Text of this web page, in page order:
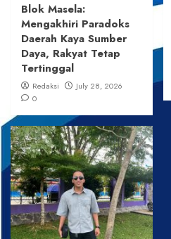
Blok Masela:
Mengakhiri Paradoks
Daerah Kaya Sumber
Daya, Rakyat Tetap
Tertinggal
Redaksi
July 28, 2026
0